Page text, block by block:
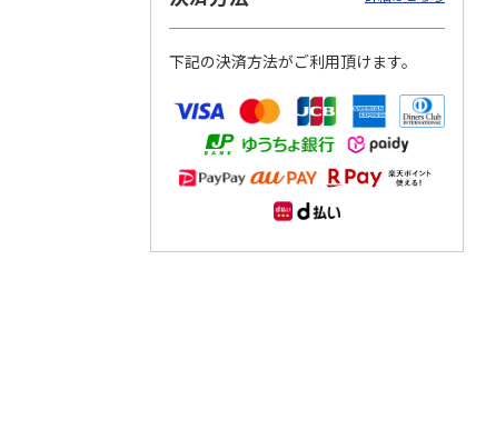
5,500円
11,000円
下記の決済方法がご利用頂けます。